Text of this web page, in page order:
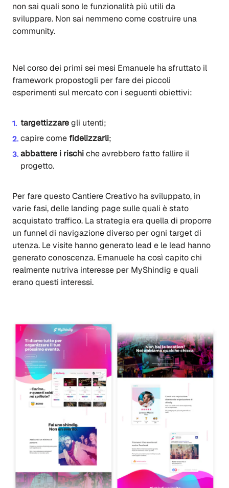
non sai quali sono le funzionalità più utili da
sviluppare. Non sai nemmeno come costruire una
community.
Nel corso dei primi sei mesi Emanuele ha sfruttato il
framework propostogli per fare dei piccoli
esperimenti sul mercato con i seguenti obiettivi:
targettizzaregli utenti;
capire come fidelizzarli;
abbattere i rischiche avrebbero fatto fallire il
progetto.
Per fare questoCantiere Creativo hasviluppato, in
varie fasi, delle landing page sulle quali è stato
acquistato traffico. La strategiaeraquella di proporre
un funnel di navigazione diverso per ogni target di
utenza. Le visite hanno generato lead e le lead hanno
generato conoscenza. Emanuele ha così capito chi
realmente nutriva interesse per MyShindig e quali
erano questi interessi.